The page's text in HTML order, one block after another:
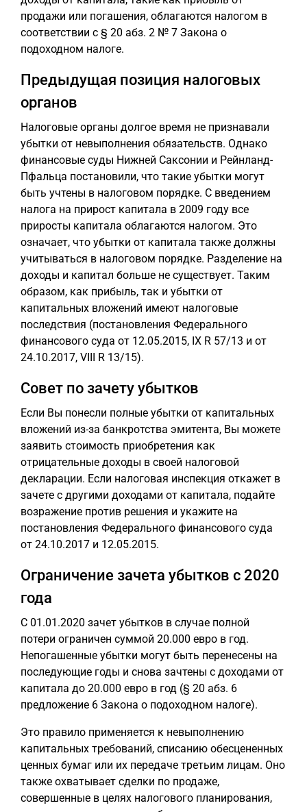
продажи или погашения, облагаются налогом в
соответствии с § 20 абз. 2 № 7 Закона о
подоходном налоге.
Предыдущая позиция налоговых
органов
Налоговые органы долгое время не признавали
убытки от невыполнения обязательств. Однако
финансовые суды Нижней Саксонии и Рейнланд-
Пфальца постановили, что такие убытки могут
быть учтены в налоговом порядке. С введением
налога на прирост капитала в 2009 году все
приросты капитала облагаются налогом. Это
означает, что убытки от капитала также должны
учитываться в налоговом порядке. Разделение на
доходы и капитал больше не существует. Таким
образом, как прибыль, так и убытки от
капитальных вложений имеют налоговые
последствия (постановления Федерального
финансового суда от 12.05.2015, IX R 57/13 и от
24.10.2017, VIII R 13/15).
Совет по зачету убытков
Если Вы понесли полные убытки от капитальных
вложений из-за банкротства эмитента, Вы можете
заявить стоимость приобретения как
отрицательные доходы в своей налоговой
декларации. Если налоговая инспекция откажет в
зачете с другими доходами от капитала, подайте
возражение против решения и укажите на
постановления Федерального финансового суда
от 24.10.2017 и 12.05.2015.
Ограничение зачета убытков с 2020
года
С 01.01.2020 зачет убытков в случае полной
потери ограничен суммой 20.000 евро в год.
Непогашенные убытки могут быть перенесены на
последующие годы и снова зачтены с доходами от
капитала до 20.000 евро в год (§ 20 абз. 6
предложение 6 Закона о подоходном налоге).
Это правило применяется к невыполнению
капитальных требований, списанию обесцененных
ценных бумаг или их передаче третьим лицам. Оно
также охватывает сделки по продаже,
совершенные в целях налогового планирования,